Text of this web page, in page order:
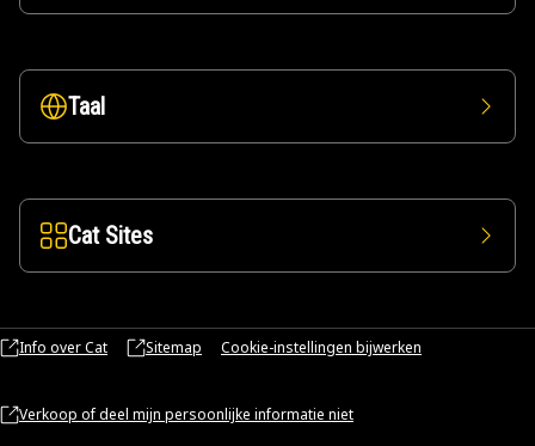
Taal
Cat Sites
Info over Cat Sitemap Cookie-instellingen bijwerken
Verkoop of deel mijn persoonlijke informatie niet